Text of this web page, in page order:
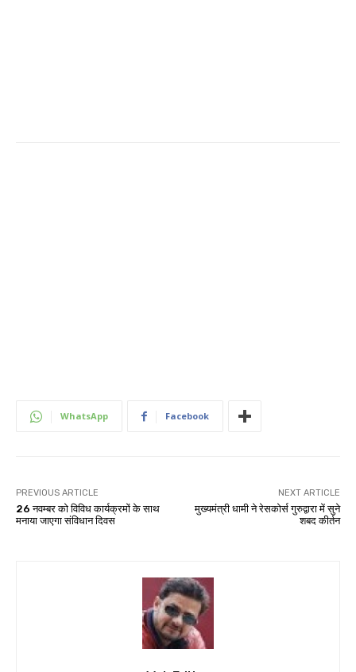
WhatsApp Facebook
PREVIOUS ARTICLE
26 नवम्बर को विविध कार्यक्रमों के साथ
मनाया जाएगा संविधान दिवस
NEXT ARTICLE
मुख्यमंत्री धामी ने रेसकोर्स गुरुद्वारा में सुने
शबद कीर्तन